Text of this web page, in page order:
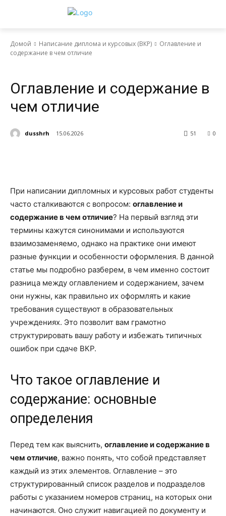
Домой Написание диплома и курсовых (ВКР)
Оглавление и
содержание в чем отличие
Оглавление и содержание в
чем отличие
dusshrh 15.06.2026 0
51
При написании дипломных и курсовых работ студенты
часто сталкиваются с вопросом: оглавление и
содержание в чем отличие? На первый взгляд эти
термины кажутся синонимами и используются
взаимозаменяемо, однако на практике они имеют
разные функции и особенности оформления. В данной
статье мы подробно разберем, в чем именно состоит
разница между оглавлением и содержанием, зачем
они нужны, как правильно их оформлять и какие
требования существуют в образовательных
учреждениях. Это позволит вам грамотно
структурировать вашу работу и избежать типичных
ошибок при сдаче ВКР.
Что такое оглавление и
содержание: основные
определения
Перед тем как выяснить, оглавление и содержание в
чем отличие, важно понять, что собой представляет
каждый из этих элементов. Оглавление – это
структурированный список разделов и подразделов
работы с указанием номеров страниц, на которых они
начинаются. Оно служит навигацией по документу и